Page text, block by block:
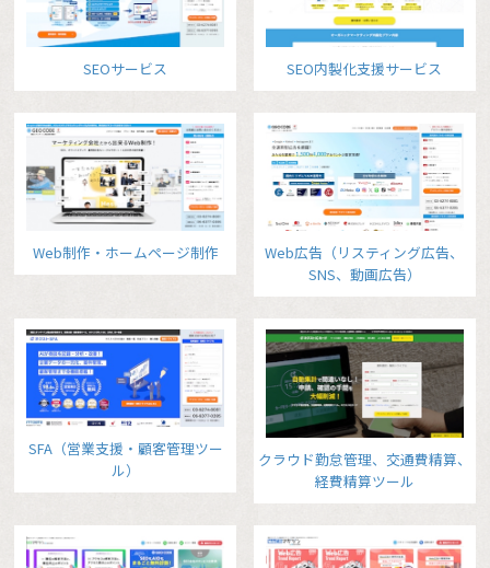
SEOサービス SEO内製化支援サービス
Web制作・ホームページ制作
Web広告（リスティング広告、
SNS、動画広告）
SFA（営業支援・顧客管理ツー
ル）
クラウド勤怠管理、交通費精算、
経費精算ツール